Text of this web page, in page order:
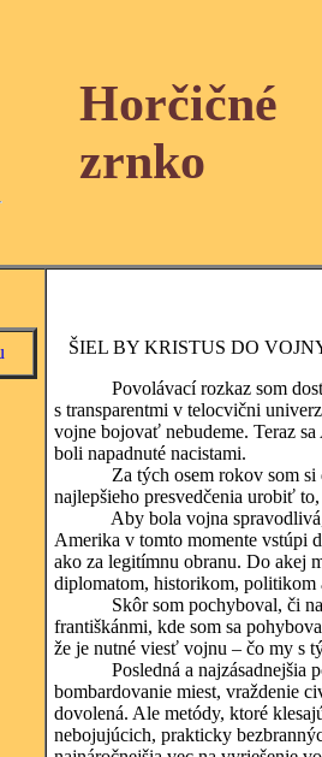
Horčičné
zrnko
ŠIEL BY KRISTUS DO
Povolávací rozkaz som dostal
s transparentmi v telocvični
vojne bojovať nebudeme. Teraz
boli napadnuté nacistami.
Za tých osem rokov som si do
najlepšieho presvedčenia urobiť
Aby bola vojna spravodlivá,
Amerika v tomto momente vstúpi
ako za legitímnu obranu. Do akej
diplomatom, historikom, politikom
Skôr som pochyboval, či
františkánmi, kde som sa
že je nutné viesť vojnu – čo my s
Posledná a najzásadnejšia
bombardovanie miest, vraždenie
dovolená. Ale metódy, ktoré
nebojujúcich, prakticky